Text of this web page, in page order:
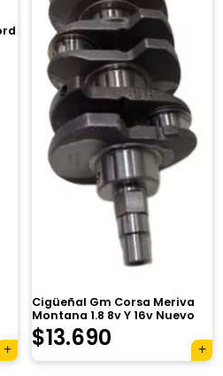
Cigüeñal Gm Corsa Meriva
Montana 1.8 8v Y 16v Nuevo
El
precio
$13.690
precio
está vacío.